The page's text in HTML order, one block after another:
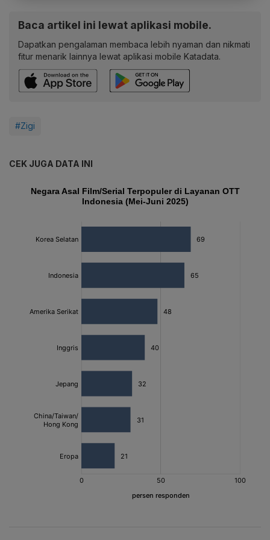
Baca artikel ini lewat aplikasi mobile.
Dapatkan pengalaman membaca lebih nyaman dan nikmati
fitur menarik lainnya lewat aplikasi mobile Katadata.
#Zigi
CEK JUGA DATA INI